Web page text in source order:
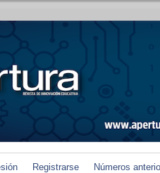
Registrarse Números